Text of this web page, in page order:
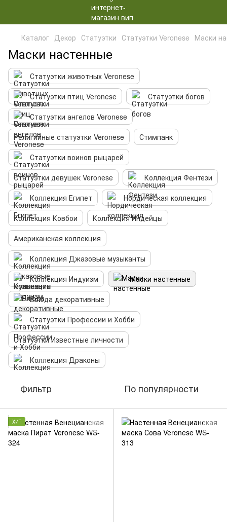
Каталог Декор Статуэтки Статуэтки Veronese Маски
Маски настенные
Статуэтки животных Veronese
Статуэтки птиц Veronese
Статуэтки богов
Статуэтки ангелов Veronese
Религийные статуэтки Veronese
Стимпанк
Статуэтки воинов рыцарей
Статуэтки девушек Veronese
Коллекция Фентези
Коллекция Египет
Нордическая коллекция
Коллекция Ковбои
Коллекция Индейцы
Американская коллекция
Коллекция Джазовые музыканты
Коллекция Индуизм
Маски настенные
Блюда декоративные
Статуэтки Профессии и Хобби
Статуэтки Известные личности
Коллекция Драконы
Фильтр По популярности
ХИТ